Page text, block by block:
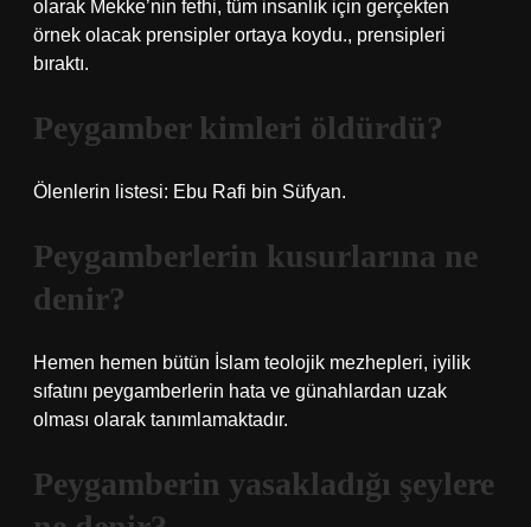
olarak Mekke’nin fethi, tüm insanlık için gerçekten
örnek olacak prensipler ortaya koydu., prensipleri
bıraktı.
Peygamber kimleri öldürdü?
Ölenlerin listesi: Ebu Rafi bin Süfyan.
Peygamberlerin kusurlarına ne
denir?
Hemen hemen bütün İslam teolojik mezhepleri, iyilik
sıfatını peygamberlerin hata ve günahlardan uzak
olması olarak tanımlamaktadır.
Peygamberin yasakladığı şeylere